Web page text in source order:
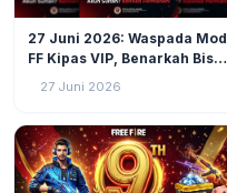
27 Juni 2026: Waspada Mod
FF Kipas VIP, Benarkah Bisa
27 Juni 2026